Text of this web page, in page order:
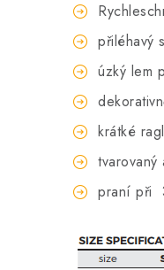
přiléhavý
úzký lem
krátké
praní při